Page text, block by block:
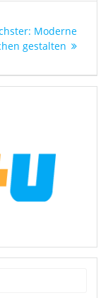
Nächster
Beitrag:
Moderne
gestalten